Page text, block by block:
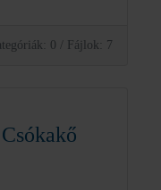
0 / Fájlok: 7